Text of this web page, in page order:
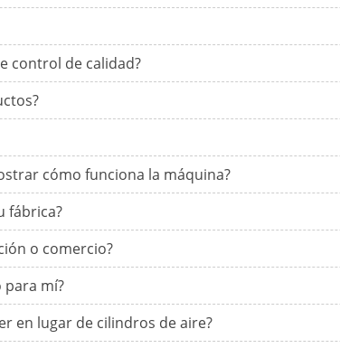
control de calidad?
cómo funciona la máquina?
fábrica?
o comercio?
para mí?
en lugar de cilindros de aire?